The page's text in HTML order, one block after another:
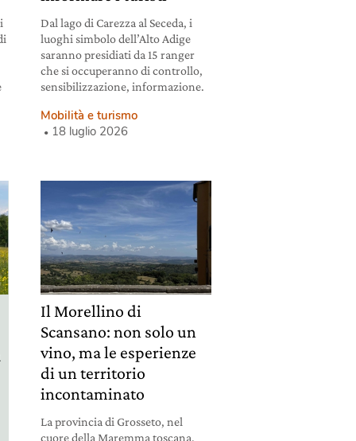
Dal lago di Carezza al Seceda, i
luoghi simbolo dell’Alto Adige
saranno presidiati da 15 ranger
che si occuperanno di controllo,
sensibilizzazione, informazione.
Mobilità e turismo
18 luglio 2026
Il Morellino di
Scansano: non solo un
vino, ma le esperienze
di un territorio
incontaminato
La provincia di Grosseto, nel
cuore della Maremma toscana,